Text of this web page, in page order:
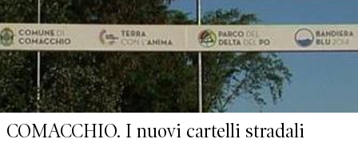
COMACCHIO. I nuovi cartelli stradali